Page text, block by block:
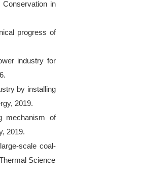
in
progress of
industry for
by installing
2019.
mechanism of
2019.
scale coal-
Science